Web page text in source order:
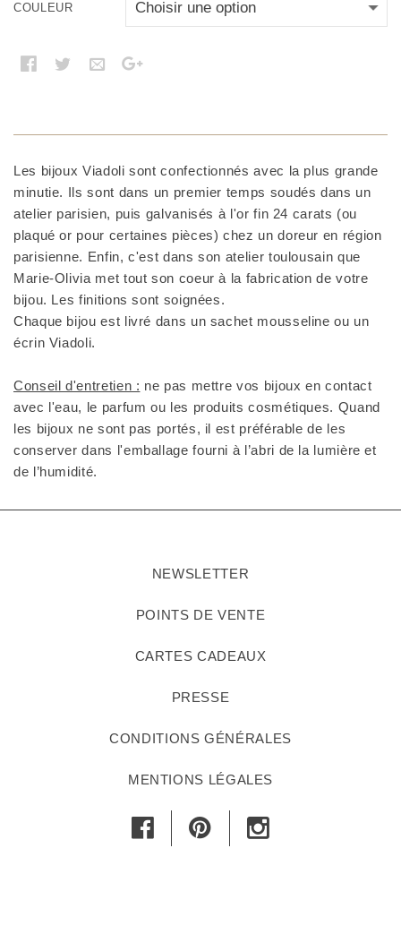
COULEUR
Les bijoux Viadoli sont confectionnés avec la plus grande
minutie. Ils sont dans un premier temps soudés dans un
atelier parisien, puis galvanisés à l'or fin 24 carats (ou
plaqué or pour certaines pièces) chez un doreur en région
parisienne. Enfin, c'est dans son atelier toulousain que
Marie-Olivia met tout son coeur à la fabrication de votre
bijou. Les finitions sont soignées.
Chaque bijou est livré dans un sachet mousseline ou un
écrin Viadoli.
Conseil d'entretien : ne pas mettre vos bijoux en contact
avec l'eau, le parfum ou les produits cosmétiques. Quand
les bijoux ne sont pas portés, il est préférable de les
conserver dans l'emballage fourni à l’abri de la lumière et
de l’humidité.
NEWSLETTER
POINTS DE VENTE
CARTES CADEAUX
PRESSE
CONDITIONS GÉNÉRALES
MENTIONS LÉGALES